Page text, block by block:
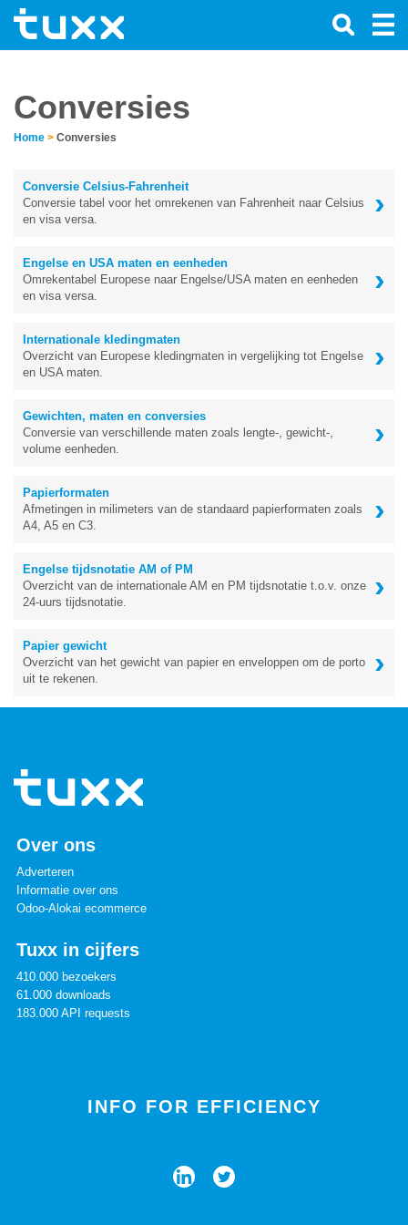
Conversies
Home > Conversies
Conversie Celsius-Fahrenheit
Conversie tabel voor het omrekenen van Fahrenheit naar Celsius
en visa versa.
›
Engelse en USA maten en eenheden
Omrekentabel Europese naar Engelse/USA maten en eenheden
en visa versa.
›
Internationale kledingmaten
Overzicht van Europese kledingmaten in vergelijking tot Engelse
en USA maten.
›
Gewichten, maten en conversies
Conversie van verschillende maten zoals lengte-, gewicht-,
volume eenheden.
›
Papierformaten
Afmetingen in milimeters van de standaard papierformaten zoals
A4, A5 en C3.
›
Engelse tijdsnotatie AM of PM
Overzicht van de internationale AM en PM tijdsnotatie t.o.v. onze
24-uurs tijdsnotatie.
›
Papier gewicht
Overzicht van het gewicht van papier en enveloppen om de porto
uit te rekenen.
›
Over ons
Adverteren
Informatie over ons
Odoo-Alokai ecommerce
Tuxx in cijfers
410.000 bezoekers
61.000 downloads
183.000 API requests
INFO FOR EFFICIENCY